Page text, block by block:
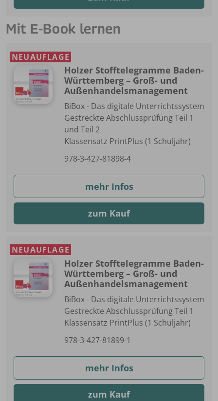
Mit E-Book lernen
NEUAUFLAGE
Holzer Stofftelegramme Baden-
Württemberg – Groß- und
Außenhandelsmanagement
BiBox - Das digitale Unterrichtssystem
Gestreckte Abschlussprüfung Teil 1
und Teil 2
Klassensatz PrintPlus (1 Schuljahr)
978-3-427-81898-4
mehr Infos
zum Kauf
NEUAUFLAGE
Holzer Stofftelegramme Baden-
Württemberg – Groß- und
Außenhandelsmanagement
BiBox - Das digitale Unterrichtssystem
Gestreckte Abschlussprüfung Teil 1
Klassensatz PrintPlus (1 Schuljahr)
978-3-427-81899-1
mehr Infos
zum Kauf